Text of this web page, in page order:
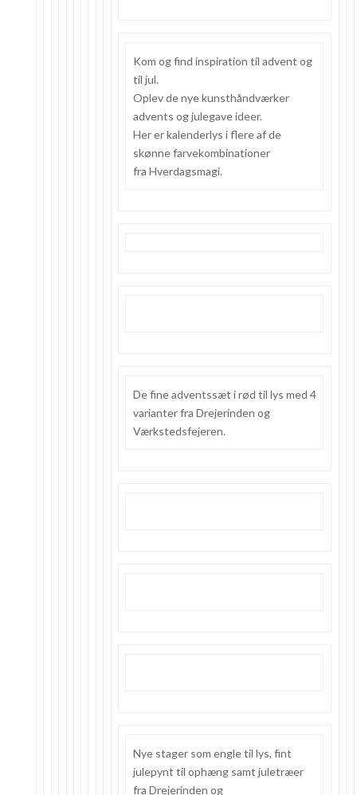
Kom og find inspiration til advent og
til jul.
Oplev de nye kunsthåndværker
advents og julegave ideer.
Her er kalenderlys i flere af de
skønne farvekombinationer
fra Hverdagsmagi.
De fine adventssæt i rød til lys med 4
varianter fra Drejerinden og
Værkstedsfejeren.
Nye stager som engle til lys, fint
julepynt til ophæng samt juletræer
fra Drejerinden og